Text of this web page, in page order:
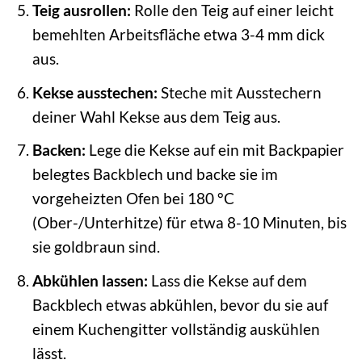
Teig ausrollen: Rolle den Teig auf einer leicht
bemehlten Arbeitsfläche etwa 3-4 mm dick
aus.
Kekse ausstechen: Steche mit Ausstechern
deiner Wahl Kekse aus dem Teig aus.
Backen: Lege die Kekse auf ein mit Backpapier
belegtes Backblech und backe sie im
vorgeheizten Ofen bei 180 °C
(Ober-/Unterhitze) für etwa 8-10 Minuten, bis
sie goldbraun sind.
Abkühlen lassen: Lass die Kekse auf dem
Backblech etwas abkühlen, bevor du sie auf
einem Kuchengitter vollständig auskühlen
lässt.